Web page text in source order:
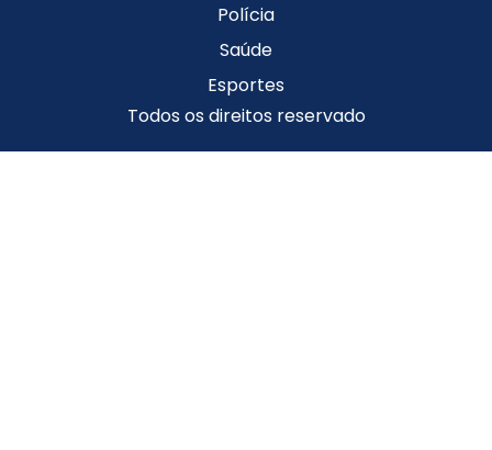
Polícia
Saúde
Esportes
Todos os direitos reservado